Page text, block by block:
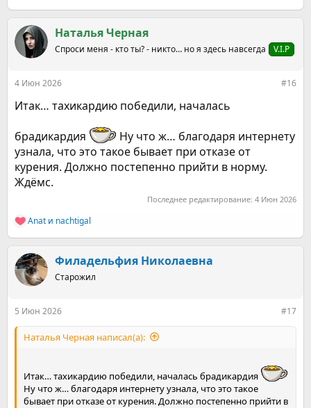
справлюсь, у меня нет выбора!
е
к
ц
и
Наталья Черная
Спроси меня - кто ты? - никто… но я здесь навсегда V.I.P
4 Июн 2026 #16
Итак… тахикардию победили, началась
брадикардия
Ну что ж… благодаря интернету
узнала, что это такое бывает при отказе от
курения. Должно постепенно прийти в норму.
Ждёмс.
Последнее редактирование: 4 Июн 2026
Р
е
к
ц
и
Anat и nachtigal
Филадельфия Николаевна
Старожил
5 Июн 2026 #17
Наталья Черная написал(а):
Итак… тахикардию победили, началась брадикардия
Ну что ж… благодаря интернету узнала, что это такое
бывает при отказе от курения. Должно постепенно прийти в